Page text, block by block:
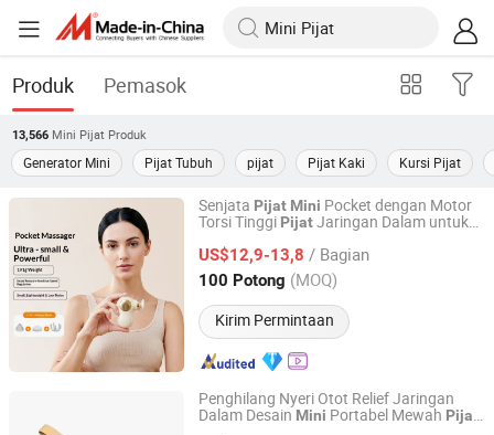
Produk Pemasok
13,566 Mini Pijat Produk
Generator Mini Pijat Tubuh pijat Pijat Kaki Kursi Pijat
Senjata Pijat Mini Pocket dengan Motor
Torsi Tinggi PijatJaringan Dalam untuk
Diganti
US$12,9-13,8 / Bagian
100 Potong (MOQ)
Kirim Permintaan
Wenzhou Hexi Electronic Technology Co., Ltd.
Zhejiang, China Harga mulai 2020
Penghilang Nyeri Otot Relief Jaringan
Dalam Desain Mini Portabel Mewah Pijat
Reead (Shanghai) Intelligent Technology Co., Ltd.